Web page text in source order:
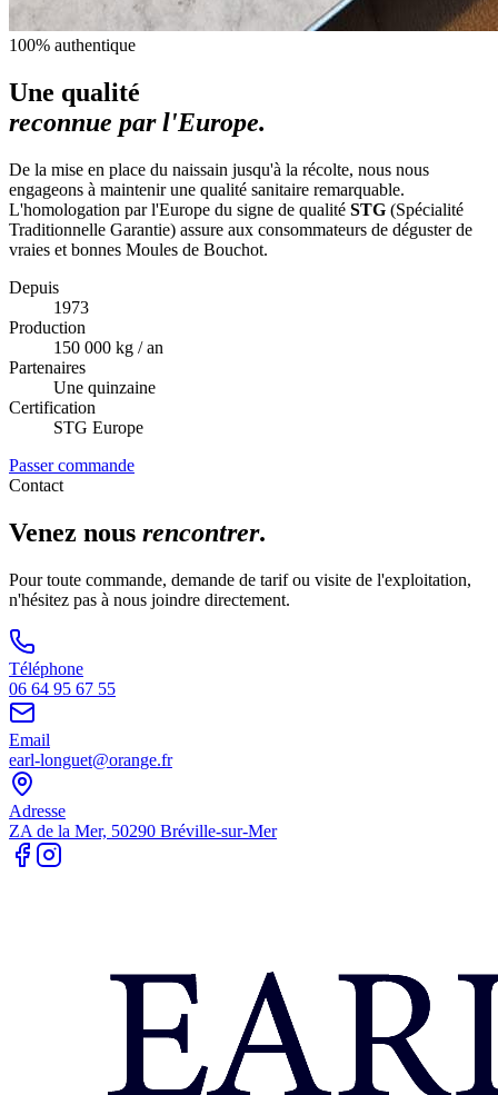
100% authentique
Une qualité
reconnue par l'Europe.
De la mise en place du naissain jusqu'à la récolte, nous nous
engageons à maintenir une qualité sanitaire remarquable.
L'homologation par l'Europe du signe de qualité STG (Spécialité
Traditionnelle Garantie) assure aux consommateurs de déguster de
vraies et bonnes Moules de Bouchot.
Depuis
1973
Production
150 000 kg / an
Partenaires
Une quinzaine
Certification
STG Europe
Passer commande
Contact
Venez nous rencontrer.
Pour toute commande, demande de tarif ou visite de l'exploitation,
n'hésitez pas à nous joindre directement.
Téléphone
06 64 95 67 55
Email
earl-longuet@orange.fr
Adresse
ZA de la Mer, 50290 Bréville-sur-Mer